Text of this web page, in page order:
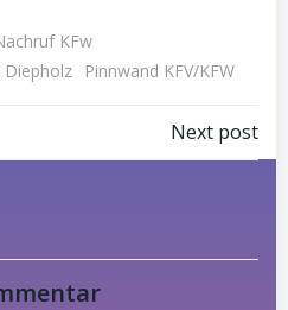
KFw
Diepholz
Pinnwand KFV/KFW
Post
Next post